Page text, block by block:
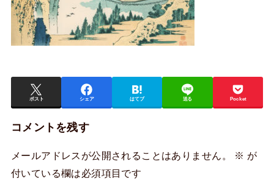
ポスト シェア はてブ 送る Pocket
コメントを残す
メールアドレスが公開されることはありません。 ※ が
付いている欄は必須項目です